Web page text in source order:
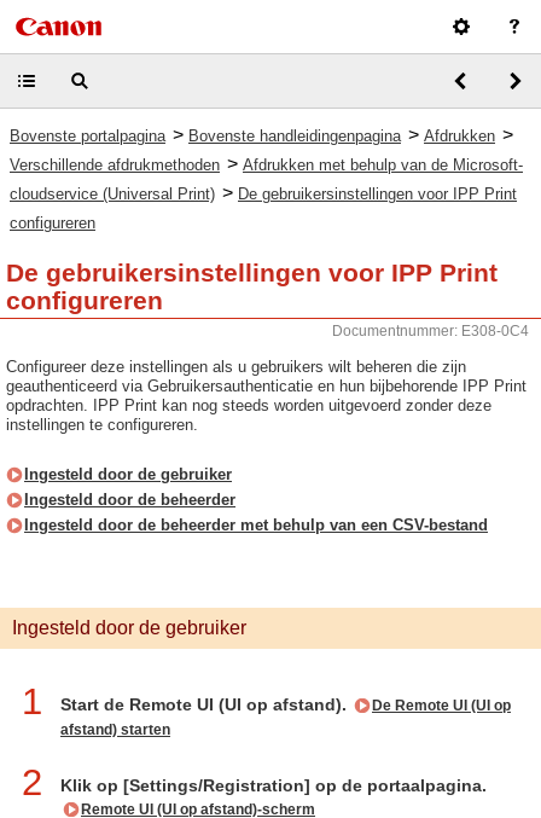
Bovenste portalpagina > Bovenste handleidingenpagina > Afdrukken >
Verschillende afdrukmethoden > Afdrukken met behulp van de Microsoft-
cloudservice (Universal Print) > De gebruikersinstellingen voor IPP Print
configureren
De gebruikersinstellingen voor IPP Print
configureren
Documentnummer: E308-0C4
Configureer deze instellingen als u gebruikers wilt beheren die zijn
geauthenticeerd via Gebruikersauthenticatie en hun bijbehorende IPP Print
opdrachten. IPP Print kan nog steeds worden uitgevoerd zonder deze
instellingen te configureren.
Ingesteld door de gebruiker
Ingesteld door de beheerder
Ingesteld door de beheerder met behulp van een CSV-bestand
Ingesteld door de gebruiker
1 Start de Remote UI (UI op afstand).
De Remote UI (UI op
afstand) starten
2 Klik op [Settings/Registration] op de portaalpagina.
Remote UI (UI op afstand)-scherm